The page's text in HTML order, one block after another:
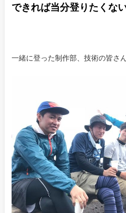
できれば当分登りたくな
一緒に登った制作部、技術の皆さ